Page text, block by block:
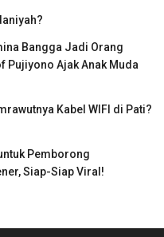
Bangga Jadi Orang
Pujiyono Ajak Anak Muda
Kabel WIFI di Pati?
Pemborong
Siap-Siap Viral!